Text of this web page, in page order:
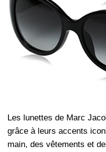
Les lunettes de Marc
grâce à leurs accents
main, des vêtements et